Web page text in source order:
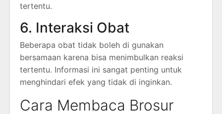
tertentu.
6. Interaksi Obat
Beberapa obat tidak boleh di gunakan
bersamaan karena bisa menimbulkan reaksi
tertentu. Informasi ini sangat penting untuk
menghindari efek yang tidak di inginkan.
Cara Membaca Brosur